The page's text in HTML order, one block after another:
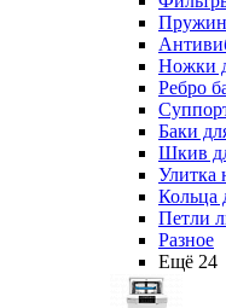
Ножки
Ребро
Баки
Шкив
Улитка
Кольца
Петли
Разное
Ещё 24